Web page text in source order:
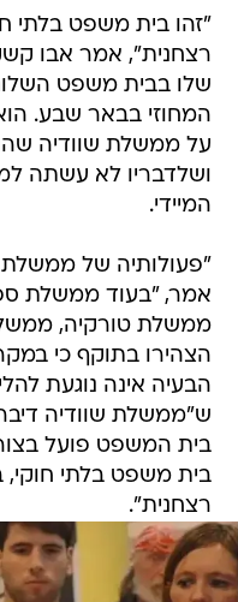
"זהו בית משפט בלתי
רצחנית", אמר אבו
שלו בבית משפט
המחוזי בבאר שבע.
על ממשלת שוודיה
ושלדבריו לא עשתה
המיידי.
"פעולותיה של ממשלת
אמר, "בעוד ממשלת
ממשלת טורקיה,
הצהירו בתוקף כי
הבעיה אינה נוגעת
ש"ממשלת שוודיה
בית המשפט פועל
בית משפט בלתי
רצחנית".